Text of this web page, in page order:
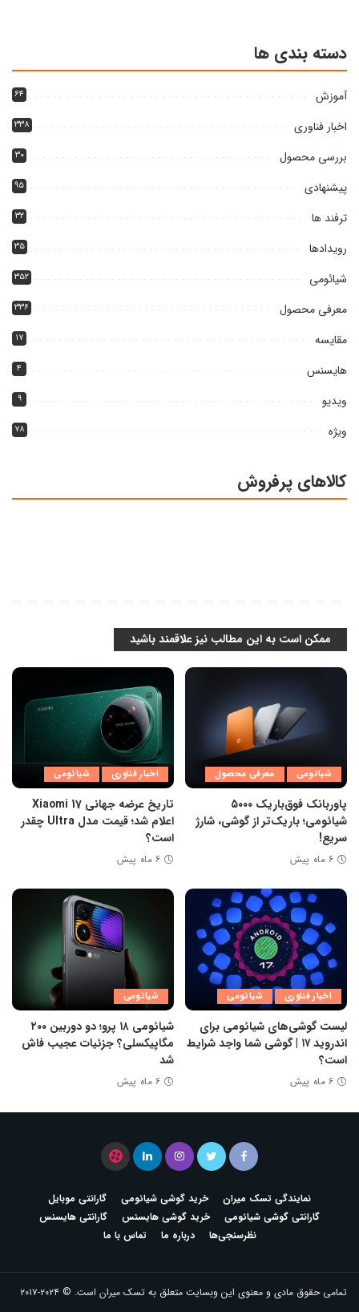
دسته بندی ها
آموزش ۶۴
اخبار فناوری ۳۳۸
بررسی محصول ۳۰
پیشنهادی ۹۵
ترفند ها ۳۲
رویدادها ۳۵
شیائومی ۳۵۲
معرفی محصول ۳۳۶
مقایسه ۱۷
هایسنس ۴
ویدیو ۹
ویژه ۷۸
کالاهای پرفروش
ممکن است به این مطالب نیز علاقمند باشید
شیائومی معرفی محصول
پاوربانک فوق‌باریک ۵۰۰۰
شیائومی؛ باریک‌تر از گوشی، شارژ
سریع!
۶ ماه پیش
اخبار فناوری شیائومی
تاریخ عرضه جهانی Xiaomi 17
اعلام شد؛ قیمت مدل Ultra چقدر
است؟
۶ ماه پیش
اخبار فناوری شیائومی
لیست گوشی‌های شیائومی برای
اندروید ۱۷ | گوشی شما واجد شرایط
است؟
۶ ماه پیش
شیائومی
شیائومی ۱۸ پرو؛ دو دوربین ۲۰۰
مگاپیکسلی؟ جزئیات عجیب فاش
شد
۶ ماه پیش
نمایندگی تسک میران خرید گوشی شیائومی
گارانتی موبایل
گارانتی گوشی شیائومی
خرید گوشی هایسنس
گارانتی هایسنس
نظرسنجی‌ها
درباره ما تماس با ما
تمامی حقوق مادی و معنوی این وبسایت متعلق به تسک میران است. © ۲۰۲۴-۲۰۱۷